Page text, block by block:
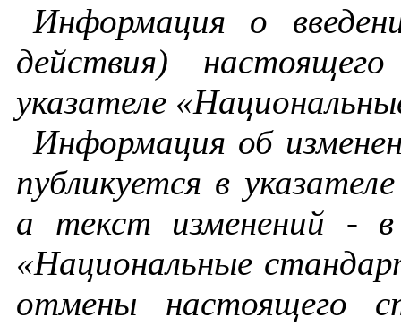
Информация
о
действия) настоящего
указателе
Информация об
публикуется в указателе
а
текст изменений - в
«Национальные
отмены
настоящего